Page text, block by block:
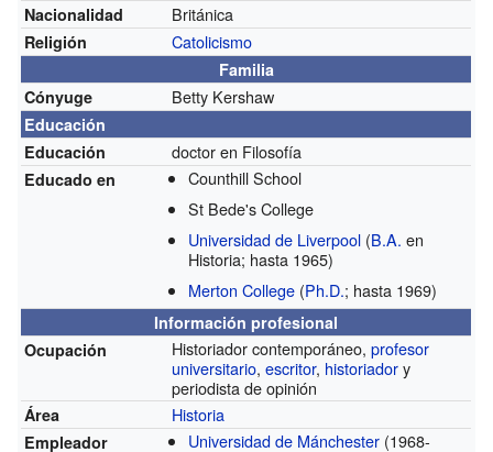
Nacionalidad Británica
Religión Catolicismo
Familia
Cónyuge
Betty Kershaw
Educación
Educación
doctor en Filosofía
Educado en
Counthill School
St Bede's College
Universidad de Liverpool (B.A. en
Historia; hasta 1965)
Merton College (Ph.D.; hasta 1969)
Información profesional
Ocupación
Historiador contemporáneo,profesor
universitario,escritor, historiadory
periodista de opinión
Área Historia
Empleador Universidad de Mánchester (1968-